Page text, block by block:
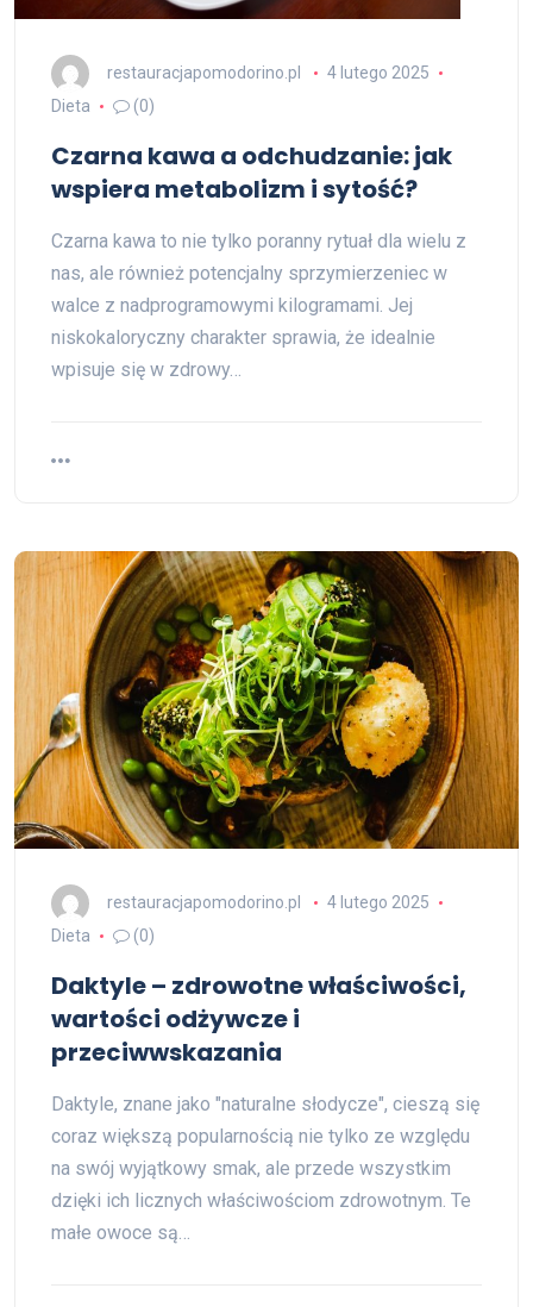
restauracjapomodorino.pl
4 lutego 2025
Dieta
(0)
Czarna kawa a odchudzanie: jak
wspiera metabolizm i sytość?
Czarna kawa to nie tylko poranny rytuał dla wielu z
nas, ale również potencjalny sprzymierzeniec w
walce z nadprogramowymi kilogramami. Jej
niskokaloryczny charakter sprawia, że idealnie
wpisuje się w zdrowy…
restauracjapomodorino.pl
4 lutego 2025
Dieta
(0)
Daktyle – zdrowotne właściwości,
wartości odżywcze i
przeciwwskazania
Daktyle, znane jako "naturalne słodycze", cieszą się
coraz większą popularnością nie tylko ze względu
na swój wyjątkowy smak, ale przede wszystkim
dzięki ich licznych właściwościom zdrowotnym. Te
małe owoce są…